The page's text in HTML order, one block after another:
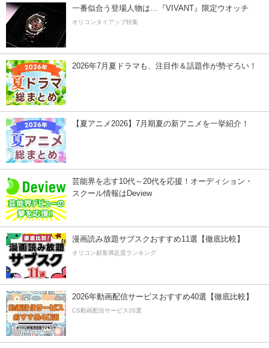
一番似合う登場人物は…『VIVANT』限定ウオッチ
オリコンタイアップ特集
2026年7月夏ドラマも、注目作＆話題作が勢ぞろい！
【夏アニメ2026】7月期夏の新アニメを一挙紹介！
芸能界を志す10代～20代を応援！オーディション・
スクール情報はDeview
漫画読み放題サブスクおすすめ11選【徹底比較】
オリコン顧客満足度ランキング
2026年動画配信サービスおすすめ40選【徹底比較】
CS動画配信サービス20選